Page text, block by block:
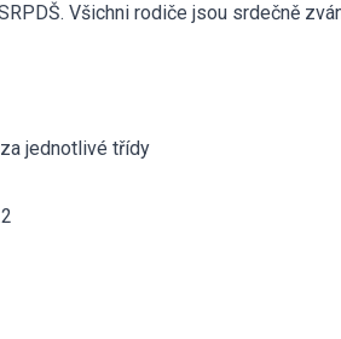
Všichni rodiče jsou srdečně
jednotlivé třídy